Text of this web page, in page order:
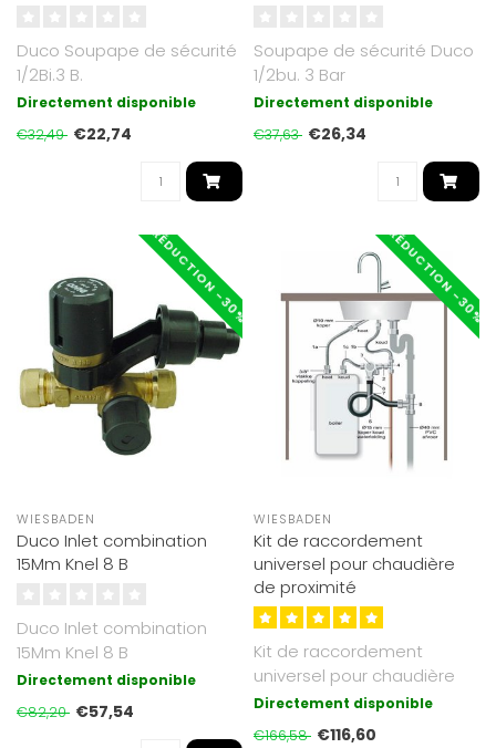
Duco Soupape de sécurité
1/2Bi.3 B.
Directement disponible
€32,49 €22,74
Soupape de sécurité Duco
1/2bu. 3 Bar
Directement disponible
€37,63 €26,34
RÉDUCTION -30%
WIESBADEN
Duco Inlet combination
15Mm Knel 8 B
Duco Inlet combination
15Mm Knel 8 B
Directement disponible
€82,20 €57,54
RÉDUCTION -30%
WIESBADEN
Kit de raccordement
universel pour chaudière
de proximité
Kit de raccordement
universel pour chaudière
de proximité
Directement disponible
€166,58 €116,60